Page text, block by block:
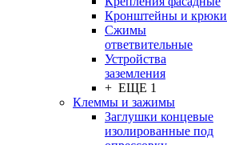
Кронштейны и крюки
Сжимы
ответвительные
Устройства
заземления
+ ЕЩЕ 1
Клеммы и зажимы
Заглушки концевые
изолированные под